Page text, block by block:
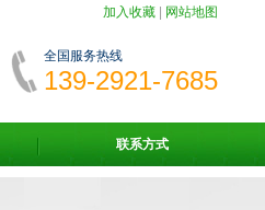
加入收藏 网站地图
全国服务热线
139-2921-7685
联系方式